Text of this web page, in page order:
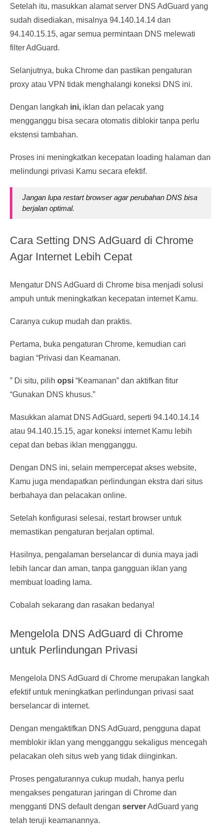
Setelah itu, masukkan alamat server DNS AdGuard yang
sudah disediakan, misalnya 94.140.14.14 dan
94.140.15.15, agar semua permintaan DNS melewati
filter AdGuard.
Selanjutnya, buka Chrome dan pastikan pengaturan
proxy atau VPN tidak menghalangi koneksi DNS ini.
Dengan langkah ini, iklan dan pelacak yang
mengganggu bisa secara otomatis diblokir tanpa perlu
ekstensi tambahan.
Proses ini meningkatkan kecepatan loading halaman dan
melindungi privasi Kamu secara efektif.
Jangan lupa restart browser agar perubahan DNS bisa
berjalan optimal.
Cara Setting DNS AdGuard di Chrome
Agar Internet Lebih Cepat
Mengatur DNS AdGuard di Chrome bisa menjadi solusi
ampuh untuk meningkatkan kecepatan internet Kamu.
Caranya cukup mudah dan praktis.
Pertama, buka pengaturan Chrome, kemudian cari
bagian “Privasi dan Keamanan.
” Di situ, pilih opsi “Keamanan” dan aktifkan fitur
“Gunakan DNS khusus.”
Masukkan alamat DNS AdGuard, seperti 94.140.14.14
atau 94.140.15.15, agar koneksi internet Kamu lebih
cepat dan bebas iklan mengganggu.
Dengan DNS ini, selain mempercepat akses website,
Kamu juga mendapatkan perlindungan ekstra dari situs
berbahaya dan pelacakan online.
Setelah konfigurasi selesai, restart browser untuk
memastikan pengaturan berjalan optimal.
Hasilnya, pengalaman berselancar di dunia maya jadi
lebih lancar dan aman, tanpa gangguan iklan yang
membuat loading lama.
Cobalah sekarang dan rasakan bedanya!
Mengelola DNS AdGuard di Chrome
untuk Perlindungan Privasi
Mengelola DNS AdGuard di Chrome merupakan langkah
efektif untuk meningkatkan perlindungan privasi saat
berselancar di internet.
Dengan mengaktifkan DNS AdGuard, pengguna dapat
memblokir iklan yang mengganggu sekaligus mencegah
pelacakan oleh situs web yang tidak diinginkan.
Proses pengaturannya cukup mudah, hanya perlu
mengakses pengaturan jaringan di Chrome dan
mengganti DNS default dengan serverAdGuard yang
telah teruji keamanannya.